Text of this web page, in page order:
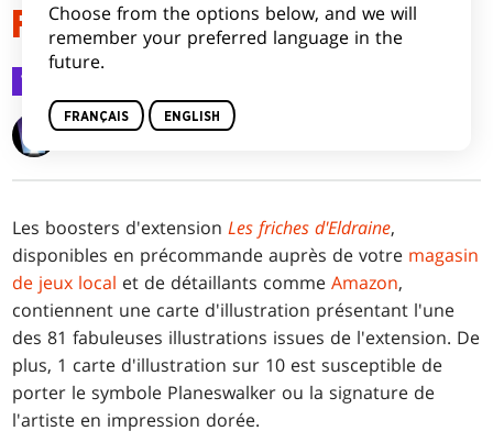
FRICHES D'ELDRAINE
Visuels des cartes
Wizards of the Coast
Les boosters d'extensionLes friches d'Eldraine,
disponibles en précommande auprès de votre magasin
de jeux local et de détaillants commeAmazon,
contiennent une carte d'illustration présentant l'une
des 81 fabuleuses illustrations issues de l'extension. De
plus, 1 carte d'illustration sur 10 est susceptible de
porter le symbole Planeswalker ou la signature de
l'artiste en impression dorée.
Choose from the options below, and we will
remember your preferred language in the
future.
FRANÇAIS ENGLISH